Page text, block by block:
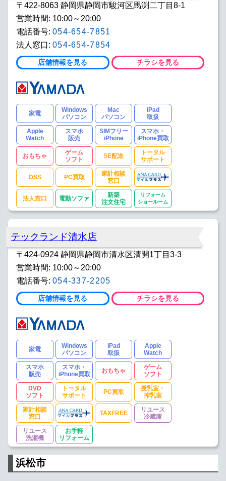
〒422-8063 静岡県静岡市駿河区馬渕二丁目8-1
営業時間: 10:00～20:00
電話番号: 054-654-7851
法人窓口: 054-654-7854
店舗情報を見る チラシを見る
家電
Windows
パソコン
Mac
パソコン
iPad
取扱
Apple
Watch
スマホ
販売
SIMフリー
iPhone
スマホ・
iPhone買取
おもちゃ
ゲーム
ソフト
SE配送
トータル
サポート
DSS PC買取
家計相談
窓口
法人窓口 電動ソファ
新築
注文住宅
リフォーム
ショールーム
テックランド清水店
〒424-0924 静岡県静岡市清水区清開1丁目3-3
営業時間: 10:00～20:00
電話番号: 054-337-2205
店舗情報を見る チラシを見る
家電
Windows
パソコン
iPad
取扱
Apple
Watch
スマホ
販売
スマホ・
iPhone買取
おもちゃ
ゲーム
ソフト
DVD
ソフト
トータル
サポート
PC買取
授乳室・
搾乳室
家計相談
窓口
TAXFREE
リユース
冷蔵庫
リユース
洗濯機
お手軽
リフォーム
浜松市